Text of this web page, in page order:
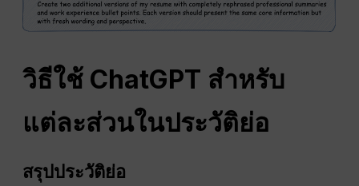
วิธีใช้ ChatGPT สำหรับ
แต่ละส่วนในประวัติย่อ
สรุปประวัติย่อ